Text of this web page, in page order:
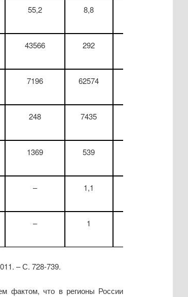
55,2 8,8
43566 292
7196 62574
248 7435
1369 539
– 1,1
– 1
– С. 728-739.
фактом, что в регионы России